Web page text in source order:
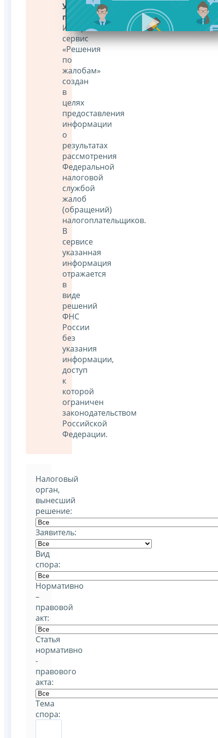
Уважаемые
пользователи!
Интернет-
сервис
«Решения
по
жалобам»
создан
в
целях
предоставления
информации
о
результатах
рассмотрения
Федеральной
налоговой
службой
жалоб
(обращений)
налогоплательщиков.
В
сервисе
указанная
информация
отражается
в
виде
решений
ФНС
России
без
указания
информации,
доступ
к
которой
ограничен
законодательством
Российской
Федерации.
Налоговый
орган,
вынесший
решение:
Заявитель:
Вид
спора:
Нормативно
–
правовой
акт:
Статья
нормативно
-
правового
акта:
Тема
спора: